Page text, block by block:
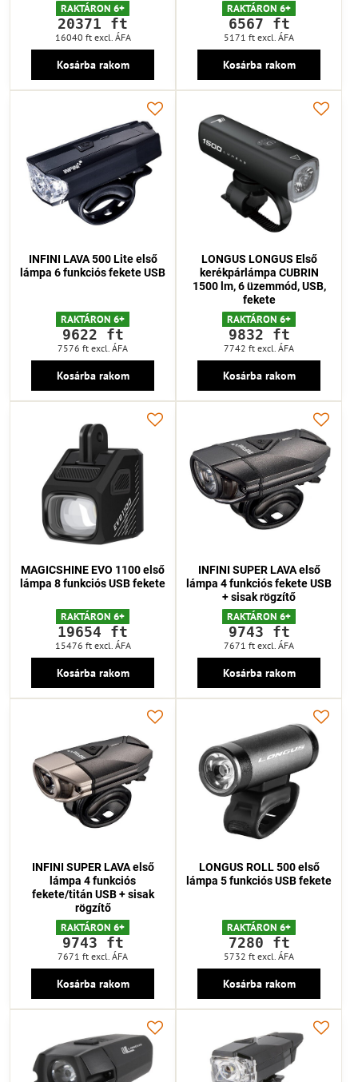
RAKTÁRON 6+
20371 ft
16040 ft excl. ÁFA
Kosárba rakom
RAKTÁRON 6+
6567 ft
5171 ft excl. ÁFA
Kosárba rakom
INFINI LAVA 500 Lite első
lámpa 6 funkciós fekete USB
RAKTÁRON 6+
9622 ft
7576 ft excl. ÁFA
Kosárba rakom
LONGUS LONGUS Első
kerékpárlámpa CUBRIN
1500 lm, 6 üzemmód, USB,
fekete
RAKTÁRON 6+
9832 ft
7742 ft excl. ÁFA
Kosárba rakom
MAGICSHINE EVO 1100 első
lámpa 8 funkciós USB fekete
RAKTÁRON 6+
19654 ft
15476 ft excl. ÁFA
Kosárba rakom
INFINI SUPER LAVA első
lámpa 4 funkciós fekete USB
+ sisak rögzítő
RAKTÁRON 6+
9743 ft
7671 ft excl. ÁFA
Kosárba rakom
INFINI SUPER LAVA első
lámpa 4 funkciós
fekete/titán USB + sisak
rögzítő
RAKTÁRON 6+
9743 ft
7671 ft excl. ÁFA
Kosárba rakom
LONGUS ROLL 500 első
lámpa 5 funkciós USB fekete
RAKTÁRON 6+
7280 ft
5732 ft excl. ÁFA
Kosárba rakom